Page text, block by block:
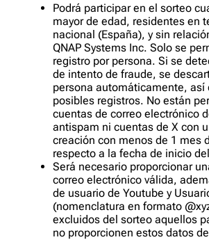
Podrá participar en el sorteo
mayor de edad, residentes en
nacional (España), y sin
QNAP Systems Inc. Solo se
registro por persona. Si se
de intento de fraude, se
persona automáticamente, así
posibles registros. No están
cuentas de correo electrónico
antispam ni cuentas de X con
creación con menos de 1 mes
respecto a la fecha de inicio
Será necesario proporcionar
correo electrónico válida,
de usuario de Youtube y
(nomenclatura en formato
excluidos del sorteo aquellos
no proporcionen estos datos